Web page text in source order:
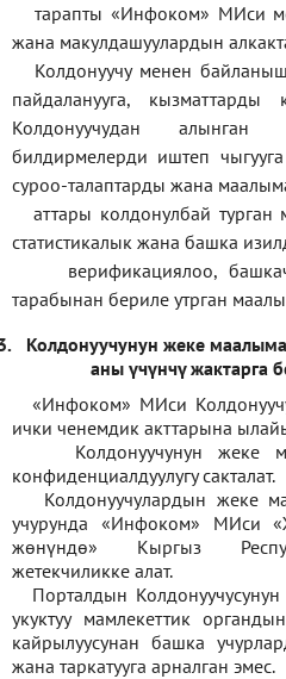
тарапты «Инфоком» МИси
жана макулдашуулардын
Колдонуучу менен
пайдаланууга,
Колдонуучудан алынган
билдирмелерди иштеп
суроо-талаптарды жана
аттары колдонулбай
статистикалык жана башка
верификациялоо,
тарабынан бериле утрган
Колдонуучунун жеке
аны үчүнчү жактарга
«Инфоком» МИси
ички ченемдик акттарына
Колдонуучунун жеке
конфиденциалдуулугу сакталат.
Колдонуучулардын жеке
учурунда «Инфоком» МИси«
жөнүндө» Кыргыз
жетекчиликке алат.
Порталдын
укуктуу мамлекеттик
кайрылуусунан башка
жана таркатууга арналган эмес.